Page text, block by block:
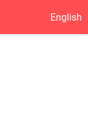
English